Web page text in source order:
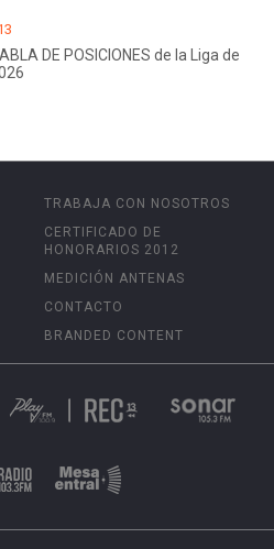
DE POSICIONES de la Liga de
TRABAJA CON NOSOTROS
CERTIFICADO DE
HONORARIOS 2012
MEDICIÓN ANTENAS
CONTACTO
BRANDED CONTENT